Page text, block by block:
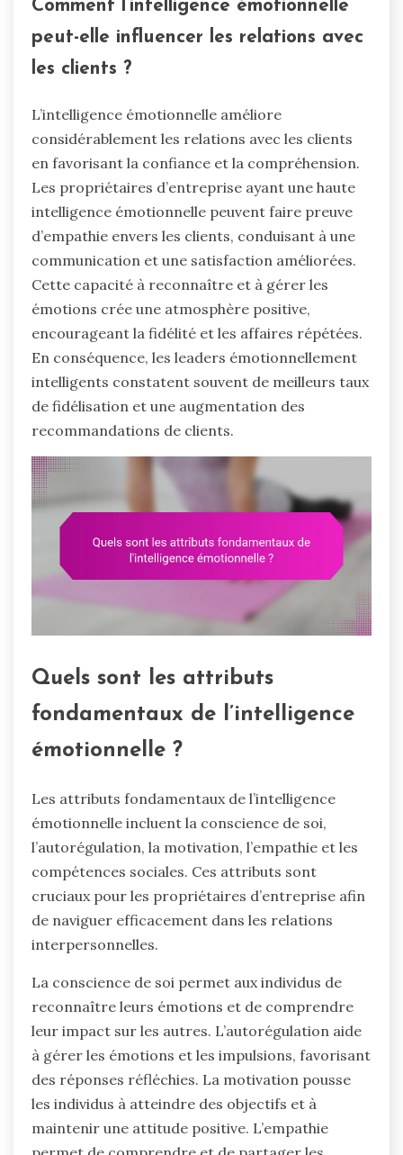
Comment l’intelligence émotionnelle
peut-elle influencer les relations avec
les clients ?
L’intelligence émotionnelle améliore
considérablement les relations avec les clients
en favorisant la confiance et la compréhension.
Les propriétaires d’entreprise ayant une haute
intelligence émotionnelle peuvent faire preuve
d’empathie envers les clients, conduisant à une
communication et une satisfaction améliorées.
Cette capacité à reconnaître et à gérer les
émotions crée une atmosphère positive,
encourageant la fidélité et les affaires répétées.
En conséquence, les leaders émotionnellement
intelligents constatent souvent de meilleurs taux
de fidélisation et une augmentation des
recommandations de clients.
Quels sont les attributs
fondamentaux de l’intelligence
émotionnelle ?
Les attributs fondamentaux de l’intelligence
émotionnelle incluent la conscience de soi,
l’autorégulation, la motivation, l’empathie et les
compétences sociales. Ces attributs sont
cruciaux pour les propriétaires d’entreprise afin
de naviguer efficacement dans les relations
interpersonnelles.
La conscience de soi permet aux individus de
reconnaître leurs émotions et de comprendre
leur impact sur les autres. L’autorégulation aide
à gérer les émotions et les impulsions, favorisant
des réponses réfléchies. La motivation pousse
les individus à atteindre des objectifs et à
maintenir une attitude positive. L’empathie